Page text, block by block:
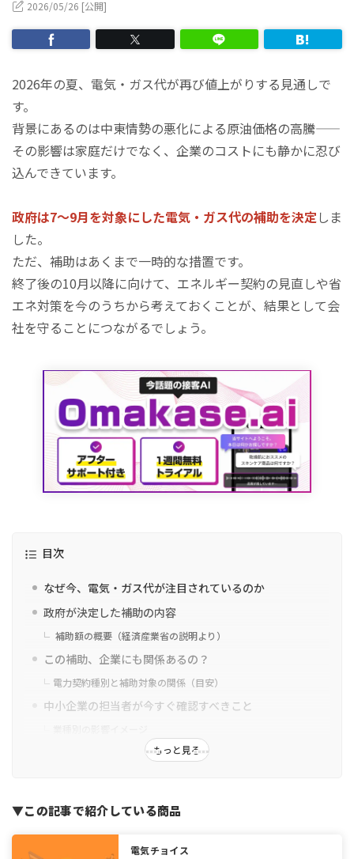
2026/05/26 [公開]
2026年の夏、電気・ガス代が再び値上がりする見通しで
す。
背景にあるのは中東情勢の悪化による原油価格の高騰——
その影響は家庭だけでなく、企業のコストにも静かに忍び
込んできています。
政府は7〜9月を対象にした電気・ガス代の補助を決定 しま
した。
ただ、補助はあくまで一時的な措置です。
終了後の10月以降に向けて、エネルギー契約の見直しや省
エネ対策を今のうちから考えておくことが、結果として会
社を守ることにつながるでしょう。
目次
もっと見る
なぜ今、電気・ガス代が注目されているのか
政府が決定した補助の内容
補助額の概要（経済産業省の説明より）
この補助、企業にも関係あるの？
電力契約種別と補助対象の関係（目安）
中小企業の担当者が今すぐ確認すべきこと
▼この記事で紹介している商品
電気チョイス